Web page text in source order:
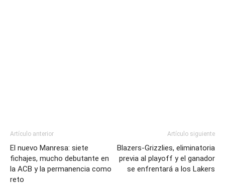
Artículo anterior
El nuevo Manresa: siete
fichajes, mucho debutante en
la ACB y la permanencia como
reto
Artículo siguiente
Blazers-Grizzlies, eliminatoria
previa al playoff y el ganador
se enfrentará a los Lakers